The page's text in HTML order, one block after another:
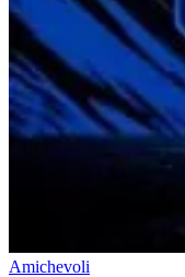
Amichevoli